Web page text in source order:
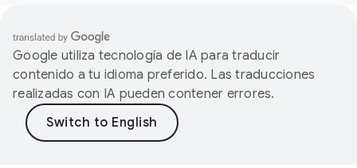
Google utiliza tecnología de IA para traducir
contenido a tu idioma preferido. Las traducciones
realizadas con IA pueden contener errores.